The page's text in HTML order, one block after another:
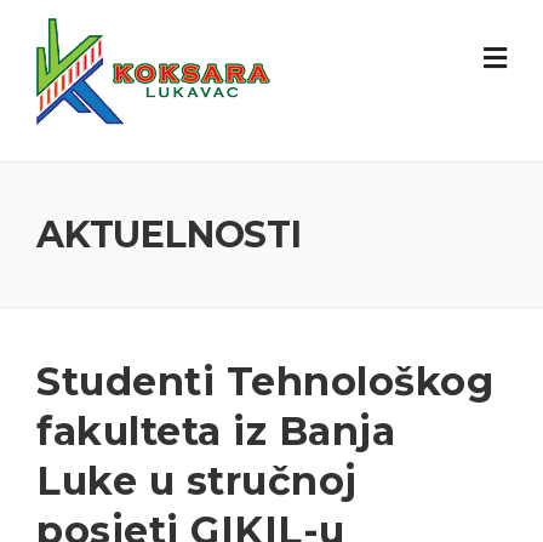
AKTUELNOSTI
Studenti Tehnološkog
fakulteta iz Banja
Luke u stručnoj
posjeti GIKIL-u